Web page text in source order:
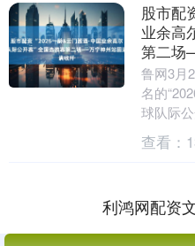
股市配
业余高
第二场
鲁网3月
名的
球队际
神州站
查看：
利鸿网配资